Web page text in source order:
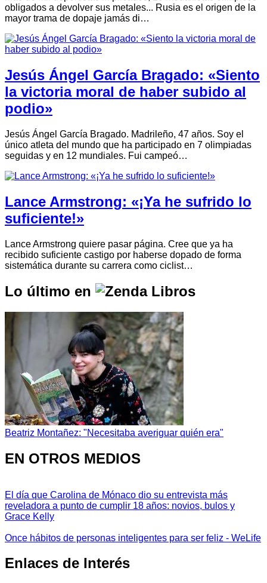
obligados a devolver sus metales... Rusia es el origen de la
mayor trama de dopaje jamás di…
Jesús Ángel García Bragado: «Siento
la victoria moral de haber subido al
podio»
Jesús Ángel García Bragado. Madrileño, 47 años. Soy el
único atleta del mundo que ha participado en 7 olimpiadas
seguidas y en 12 mundiales. Fui campeó…
Lance Armstrong: «¡Ya he sufrido lo
suficiente!»
Lance Armstrong quiere pasar página. Cree que ya ha
recibido suficiente castigo por haberse dopado de forma
sistemática durante su carrera como ciclist…
Lo último en
Beatriz Montañez: "Necesitaba averiguar quién era"
EN OTROS MEDIOS
El día que Carolina de Mónaco dio su entrevista más
reveladora a punto de cumplir 18 años: novios, bulos y
Grace Kelly
Once hábitos de personas inteligentes para ser feliz - WeLife
Enlaces de Interés